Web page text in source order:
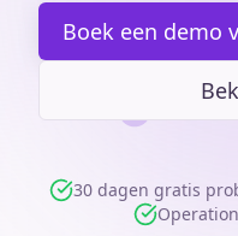
Boek een demo
30 dagen gratis